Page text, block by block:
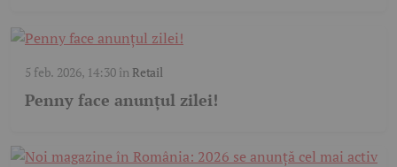
5 feb. 2026, 14:30în Retail
Penny face anunțul zilei!